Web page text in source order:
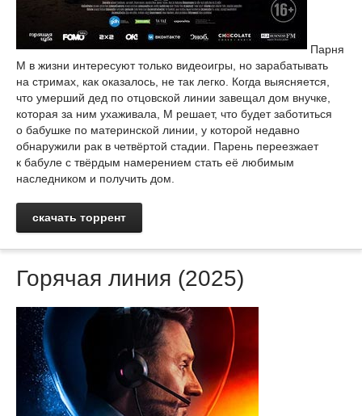
Парня
М в жизни интересуют только видеоигры, но зарабатывать
на стримах, как оказалось, не так легко. Когда выясняется,
что умерший дед по отцовской линии завещал дом внучке,
которая за ним ухаживала, М решает, что будет заботиться
о бабушке по материнской линии, у которой недавно
обнаружили рак в четвёртой стадии. Парень переезжает
к бабуле с твёрдым намерением стать её любимым
наследником и получить дом.
скачать торрент
Горячая линия (2025)